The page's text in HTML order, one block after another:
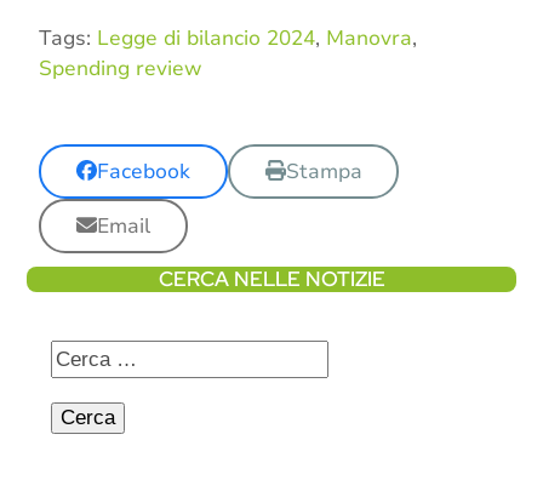
Tags: Legge di bilancio 2024, Manovra,
Spending review
Facebook
Stampa
Email
CERCA NELLE NOTIZIE